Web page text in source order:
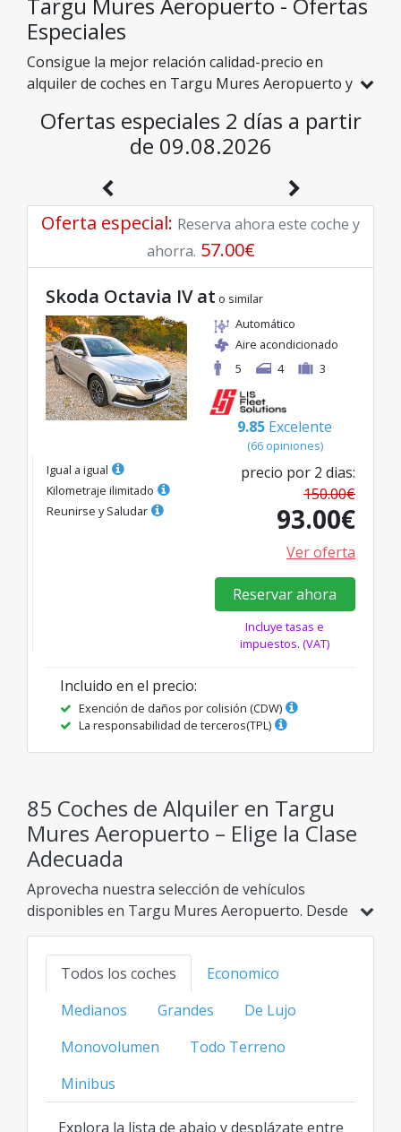
Especiales
Consigue la mejor relación calidad-precio en
alquiler de coches en Targu Mures Aeropuerto y
seleccionado especialmente para ti vehículos
con descuentos reales para que disfrutes de un
Ofertas especiales 2 días a partir
de 09.08.2026
Oferta especial: Reserva ahora este coche y
ahorra. 57.00€
Skoda Octavia IV at o similar
Automático
Aire acondicionado
5
4 3
9.85 Excelente
(66 opiniones)
Igual a igual
Kilometraje ilimitado
Reunirse y Saludar
precio por 2 dias:
150.00€
93.00€
Ver oferta
Reservar ahora
Incluye tasas e
impuestos. (VAT)
Incluido en el precio:
Exención de daños por colisión (CDW)
La responsabilidad de terceros(TPL)
85 Coches de Alquiler en Targu
Mures Aeropuerto – Elige la Clase
Adecuada
Aprovecha nuestra selección de vehículos
disponibles en Targu Mures Aeropuerto. Desde
modelos económicos e híbridos hasta opciones
familiares, SUV o de lujo, encuentra tu opción
ideal al mejor precio transparente para cada
categoría.
Todos los coches
Economico
Medianos
Grandes
De Lujo
Monovolumen
Todo Terreno
Minibus
Explora la lista de abajo y desplázate entre